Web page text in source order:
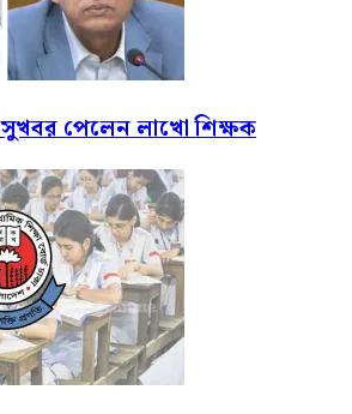
সুখবর পেলেন লাখো শিক্ষক